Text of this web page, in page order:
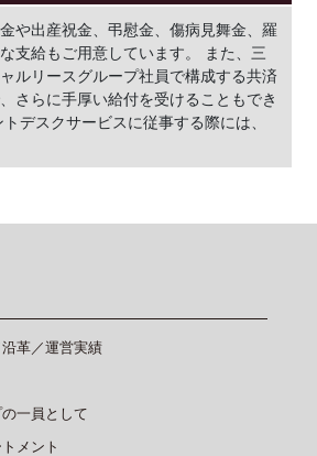
や出産祝金、弔慰金、傷病見舞金、羅
支給もご用意しています。 また、三
ルリースグループ社員で構成する共済
さらに手厚い給付を受けることもでき
デスクサービスに従事する際には、
革／運営実績
一員として
メント